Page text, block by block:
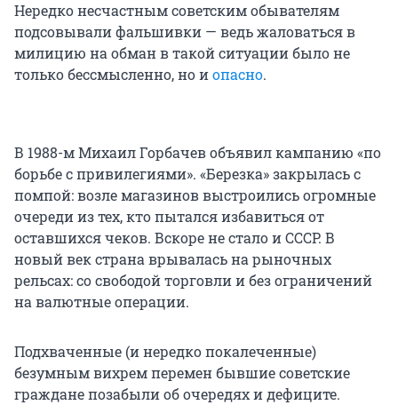
Нередко несчастным советским обывателям
подсовывали фальшивки — ведь жаловаться в
милицию на обман в такой ситуации было не
только бессмысленно, но иопасно.
В 1988-м Михаил Горбачев объявил кампанию «по
борьбе с привилегиями». «Березка» закрылась с
помпой: возле магазинов выстроились огромные
очереди из тех, кто пытался избавиться от
оставшихся чеков. Вскоре не стало и СССР. В
новый век страна врывалась на рыночных
рельсах: со свободой торговли и без ограничений
на валютные операции.
Подхваченные (и нередко покалеченные)
безумным вихрем перемен бывшие советские
граждане позабыли об очередях и дефиците.